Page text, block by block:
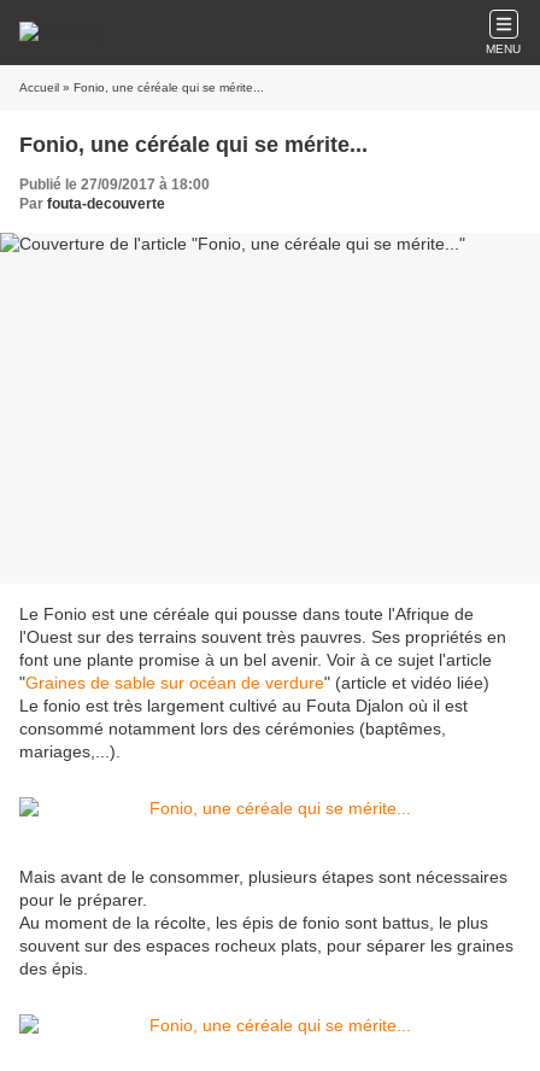
MENU
Accueil » Fonio, une céréale qui se mérite...
Fonio, une céréale qui se mérite...
Publié le 27/09/2017 à 18:00
Par fouta-decouverte
Le Fonio est une céréale qui pousse dans toute l'Afrique de
l'Ouest sur des terrains souvent très pauvres. Ses propriétés en
font une plante promise à un bel avenir. Voir à ce sujet l'article
"Graines de sable sur océan de verdure" (article et vidéo liée)
Le fonio est très largement cultivé au Fouta Djalon où il est
consommé notamment lors des cérémonies (baptêmes,
mariages,...).
Mais avant de le consommer, plusieurs étapes sont nécessaires
pour le préparer.
Au moment de la récolte, les épis de fonio sont battus, le plus
souvent sur des espaces rocheux plats, pour séparer les graines
des épis.